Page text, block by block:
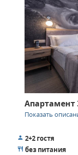
Апартамент
Показать
2+2 гостя
без питания